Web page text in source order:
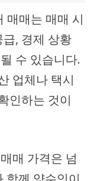
매매는 매매 시
, 경제 상황
수 있습니다.
업체나 택시
인하는 것이
매 가격은 넘